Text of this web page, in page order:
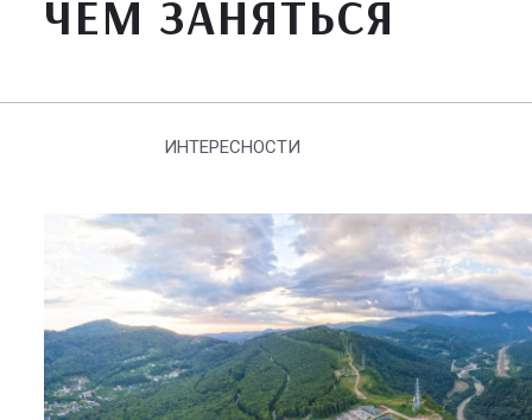
ЧЕМ ЗАНЯТЬСЯ
ИНТЕРЕСНОСТИ